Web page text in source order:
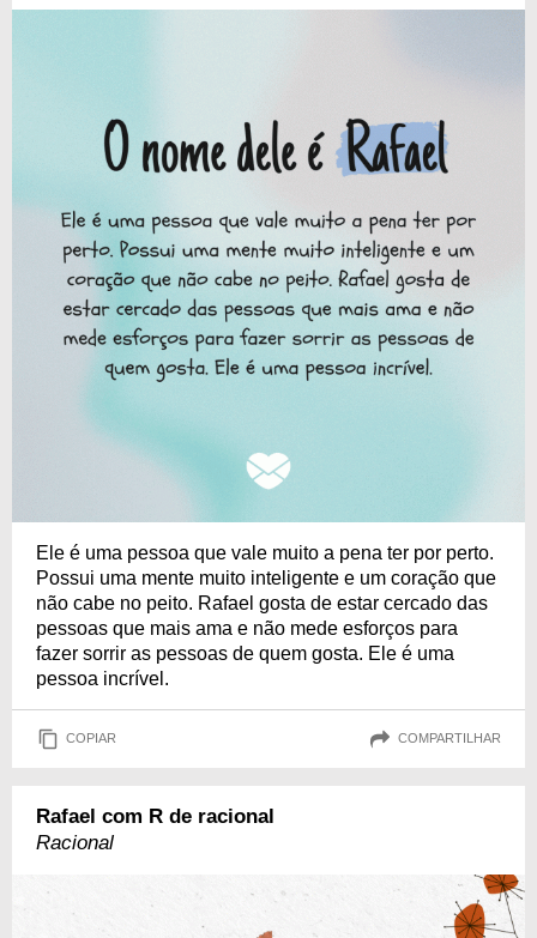
Ele é uma pessoa que vale muito a pena ter por perto.
Possui uma mente muito inteligente e um coração que
não cabe no peito. Rafael gosta de estar cercado das
pessoas que mais ama e não mede esforços para
fazer sorrir as pessoas de quem gosta. Ele é uma
pessoa incrível.
COPIAR COMPARTILHAR
Rafael com R de racional
Racional